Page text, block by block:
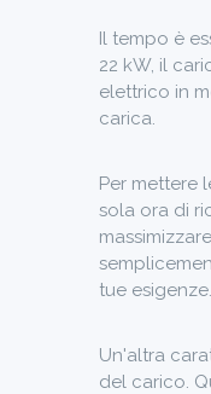
Il tempo è
22 kW, il
elettrico in
carica.
Per mettere
sola ora di
tue esigenze.
Un'altra
del carico.